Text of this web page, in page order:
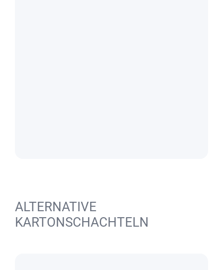
ALTERNATIVE
KARTONSCHACHTELN